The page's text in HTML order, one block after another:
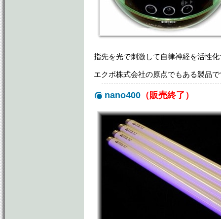
指先を光で刺激して自律神経を活性
エクボ株式会社の原点でもある製品
nano400 （販売終了）